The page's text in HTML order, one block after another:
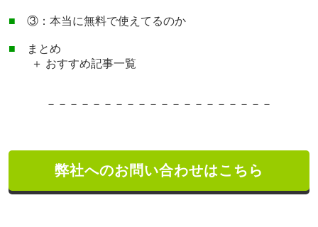
■ ③：本当に無料で使えてるのか
■ まとめ
＋ おすすめ記事一覧
－－－－－－－－－－－－－－－－－－－－
弊社へのお問い合わせはこちら